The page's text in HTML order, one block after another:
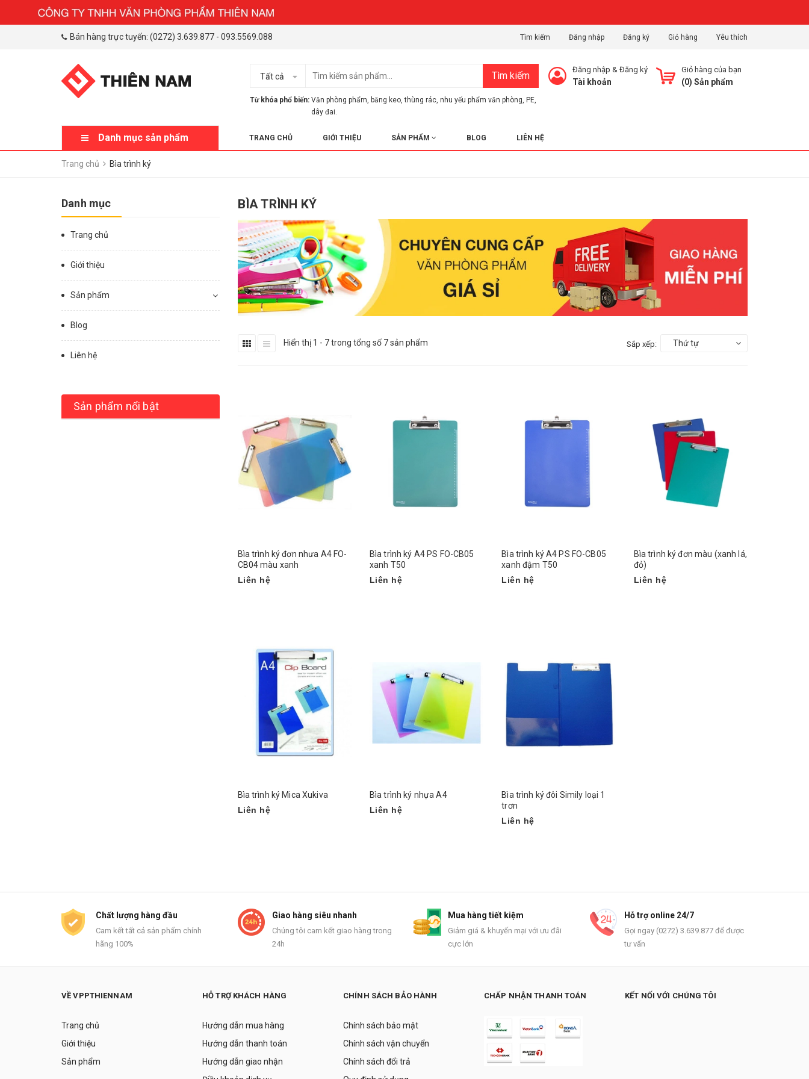
Bán hàng trực tuyến: (0272) 3.639.877 - 093.5569.088 Tìm kiếm Đăng nhập Đăng ký Giỏ hàng Yêu thích
Tất cả Tìm kiếm
Từ khóa phổ biến: Văn phòng phẩm băng keo ,thùng rác nhu yếu phẩm văn phòng PE
dây đai.
Giỏ hàng của bạn
(0) Sản phẩm
Đăng nhập & Đăng ký
Tài khoản
Danh mục sản phẩm TRANG CHỦ GIỚI THIỆU SẢN PHẨM BLOG LIÊN HỆ
Trang chủ Bìa trình ký
BÌA TRÌNH KÝ
Hiển thị 1 - 7 trong tổng số 7 sản phẩm Sắp xếp: Thứ tự
Bìa trình ký đơn nhưa A4 FO-
CB04 màu xanh
Liên hệ
Bìa trình ký A4 PS FO-CB05
xanh T50
Liên hệ
Bìa trình ký A4 PS FO-CB05
xanh đậm T50
Liên hệ
Bìa trình ký đơn màu (xanh lá,
đỏ)
Liên hệ
Bìa trình ký Mica Xukiva
Liên hệ
Bìa trình ký nhựa A4
Liên hệ
Bìa trình ký đôi Simily loại 1
trơn
Liên hệ
Danh mục
Trang chủ
Giới thiệu
Sản phẩm
Blog
Liên hệ
Sản phẩm nổi bật
Chất lượng hàng đầu
Cam kết tất cả sản phẩm chính
hãng 100%
Giao hàng siêu nhanh
Chúng tôi cam kết giao hàng trong
24h
Mua hàng tiết kiệm
Giảm giá & khuyến mại với ưu đãi
cực lớn
Hỗ trợ online 24/7
Gọi ngay (0272) 3.639.877 để được
tư vấn
VỀ VPPTHIENNAM
Trang chủ
Giới thiệu
Sản phẩm
HỖ TRỢ KHÁCH HÀNG
Hướng dẫn mua hàng
Hướng dẫn thanh toán
Hướng dẫn giao nhận
CHÍNH SÁCH BẢO HÀNH
Chính sách bảo mật
Chính sách vận chuyển
Chính sách đổi trả
CHẤP NHẬN THANH TOÁN KẾT NỐI VỚI CHÚNG TÔI